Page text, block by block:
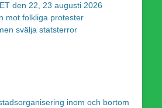
den 22, 23 augusti 2026
mot folkliga protester
svälja statsterror
inom och bortom